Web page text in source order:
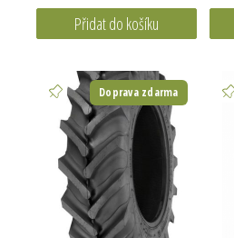
Přidat do košíku
Doprava zdarma